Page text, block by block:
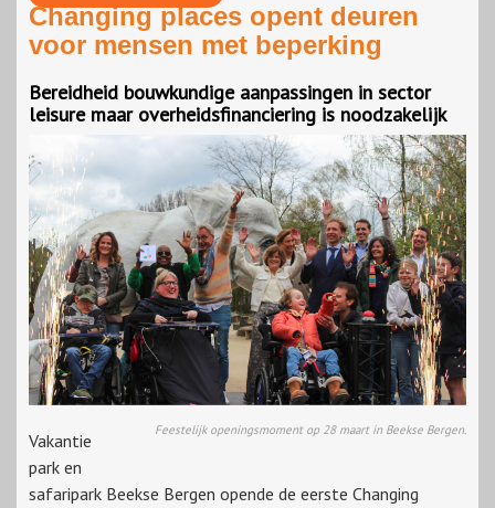
Changing places opent deuren
voor mensen met beperking
Bereidheid bouwkundige aanpassingen in sector
leisure maar overheidsfinanciering is noodzakelijk
Feestelijk openingsmoment op 28 maart in Beekse Bergen.
Vakantie
park en
safaripark Beekse Bergen opende de eerste Changing